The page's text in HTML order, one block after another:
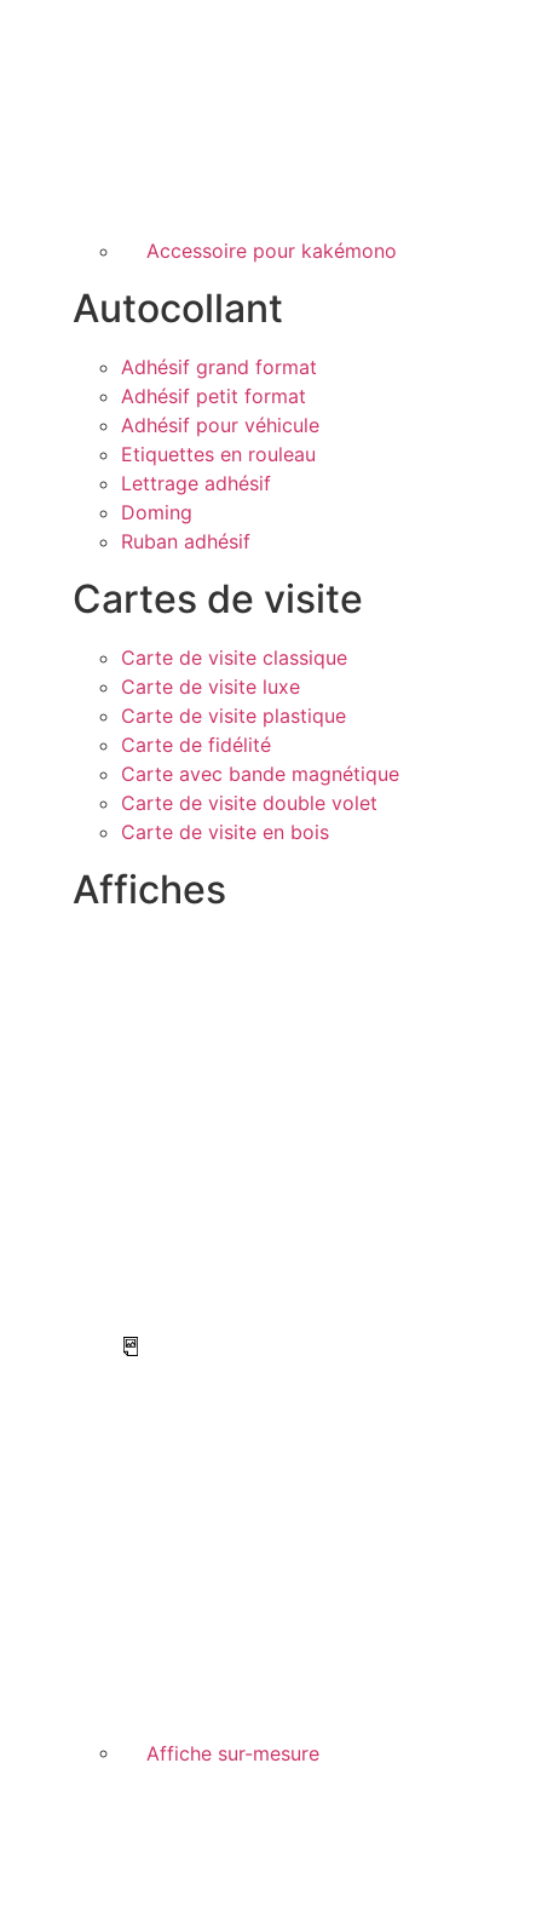
Accessoire pour kakémono
Autocollant
Adhésif grand format
Adhésif petit format
Adhésif pour véhicule
Etiquettes en rouleau
Lettrage adhésif
Doming
Ruban adhésif
Cartes de visite
Carte de visite classique
Carte de visite luxe
Carte de visite plastique
Carte de fidélité
Carte avec bande magnétique
Carte de visite double volet
Carte de visite en bois
Affiches
Affiche sur-mesure